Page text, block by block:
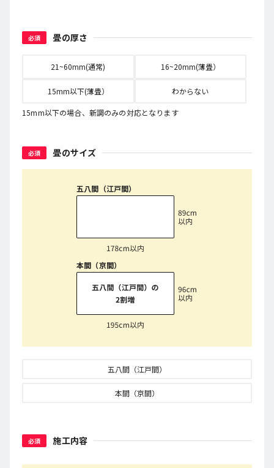
必須 畳の厚さ
21~60mm(通常) 16~20mm(薄畳）
15mm以下(薄畳） わからない
15mm以下の場合、新調のみの対応となります
必須 畳のサイズ
五八間（江戸間）
本間（京間）
五八間（江戸間）
本間（京間）
必須 施工内容